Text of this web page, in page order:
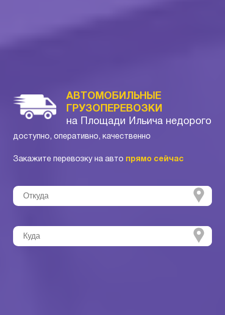
АВТОМОБИЛЬНЫЕ
ГРУЗОПЕРЕВОЗКИ
на Площади Ильича недорого
доступно, оперативно, качественно
Закажите перевозку на авто прямо сейчас